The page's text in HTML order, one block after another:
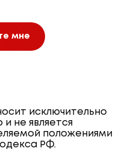
мне
исключительно
не является
положениями
РФ.